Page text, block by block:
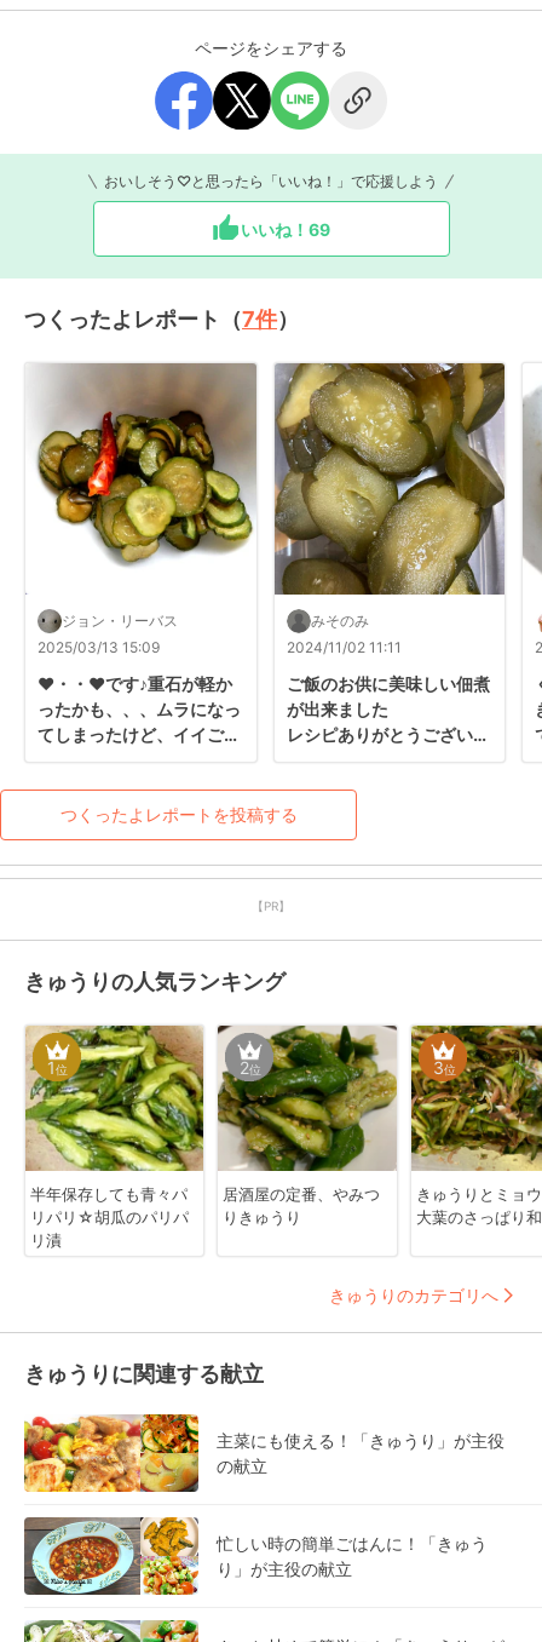
ページをシェアする
おいしそう♡と思ったら「いいね！」で応援しよう
いいね！ 69
つくったよレポート（7件）
ジョン・リーバス
2025/03/13 15:09
❤・・❤です♪重石が軽か
ったかも、、、ムラになっ
てしまったけど、イイご飯
出来ました↑鷹の爪も使っ
たら、それも良かった♡ご
馳走様でした～
みそのみ
2024/11/02 11:11
ご飯のお供に美味しい佃煮
が出来ました
レシピありがとうございま
つくったよレポートを投稿する
【PR】
きゅうりの人気ランキング
1位
半年保存しても青々パ
リパリ☆胡瓜のパリパ
リ漬
2位
居酒屋の定番、やみつ
りきゅうり
3位
きゅうりとミョ
大葉のさっぱり
きゅうりのカテゴリへ
きゅうりに関連する献立
主菜にも使える！「きゅうり」が主役
の献立
忙しい時の簡単ごはんに！「きゅう
り」が主役の献立